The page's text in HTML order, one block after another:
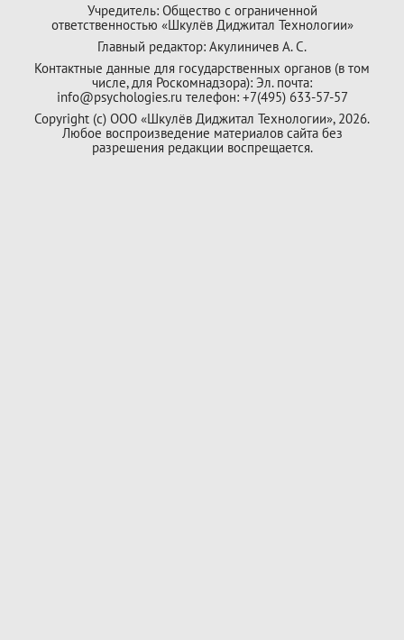
Учредитель: Общество с ограниченной
ответственностью «Шкулёв Диджитал Технологии»
Главный редактор: Акулиничев А. С.
Контактные данные для государственных органов (в том
числе, для Роскомнадзора): Эл. почта:
info@psychologies.ru телефон: +7(495) 633-57-57
Copyright (с) ООО «Шкулёв Диджитал Технологии», 2026.
Любое воспроизведение материалов сайта без
разрешения редакции воспрещается.